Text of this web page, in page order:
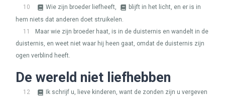
10
Wie zijn broeder liefheeft,
blijft in het licht, en er is in
hem niets dat anderen doet struikelen.
11
Maar wie zijn broeder haat, is in de duisternis en wandelt in de
duisternis, en weet niet waar hij heen gaat, omdat de duisternis zijn
ogen verblind heeft.
De wereld niet liefhebben
12
Ik schrijf u, lieve kinderen, want de zonden zijn u vergeven